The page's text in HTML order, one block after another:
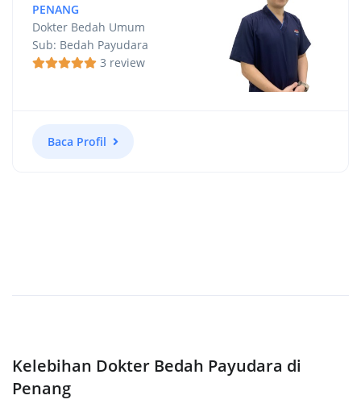
PENANG
Dokter Bedah Umum
Sub: Bedah Payudara
3 review
Baca Profil
Kelebihan Dokter Bedah Payudara di
Penang